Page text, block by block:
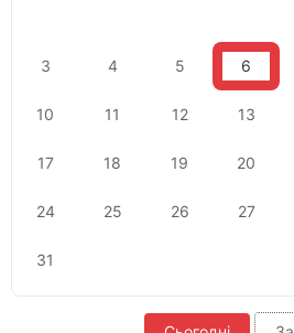
3 4 5 6
10 11 12 13
17 18 19 20
24 25 26 27
31